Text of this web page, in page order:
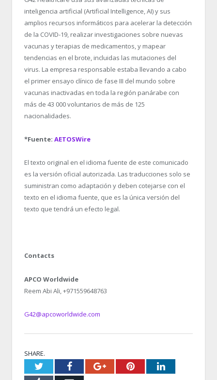
inteligencia artificial (Artificial Intelligence, AI) y sus
amplios recursos informáticos para acelerar la detección
de la COVID-19, realizar investigaciones sobre nuevas
vacunas y terapias de medicamentos, y mapear
tendencias en el brote, incluidas las mutaciones del
virus. La empresa responsable estaba llevando a cabo
el primer ensayo clínico de fase III del mundo sobre
vacunas inactivadas en toda la región panárabe con
más de 43 000 voluntarios de más de 125
nacionalidades.
*Fuente: AETOSWire
El texto original en el idioma fuente de este comunicado
es la versión oficial autorizada. Las traducciones solo se
suministran como adaptación y deben cotejarse con el
texto en el idioma fuente, que es la única versión del
texto que tendrá un efecto legal.
Contacts
APCO Worldwide
Reem Abi Ali, +971559648763
G42@apcoworldwide.com
SHARE.
TwitterFacebookGoogle+PinterestLinkedIn